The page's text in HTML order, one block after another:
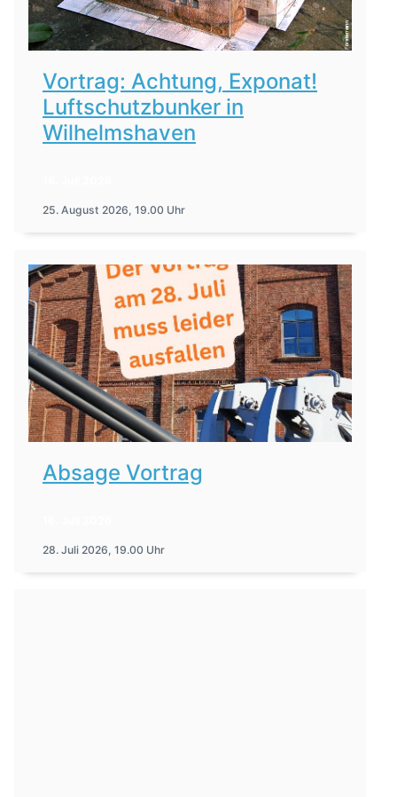
Vortrag: Achtung, Exponat!
Luftschutzbunker in
Wilhelmshaven
25. August 2026, 19.00 Uhr
Absage Vortrag
28. Juli 2026, 19.00 Uhr